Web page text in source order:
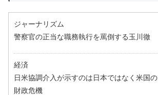
ジャーナリズム
警察官の正当な職務執行を罵倒する玉川徹
経済
日米協調介入が示すのは日本ではなく米国の
財政危機